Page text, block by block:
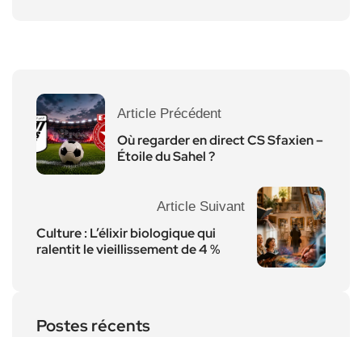
Article Précédent
Où regarder en direct CS Sfaxien –
Étoile du Sahel ?
Article Suivant
Culture : L’élixir biologique qui
ralentit le vieillissement de 4 %
Postes récents